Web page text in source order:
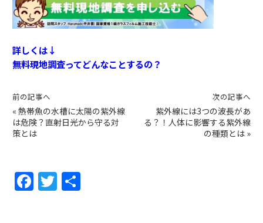
詳しくは↓
無料現地調査ってどんなことするの？
前の記事へ
« 熱帯魚の水槽に太陽の紫外線
は危険？直射日光から守る対
策とは
次の記事へ
紫外線には3つの波長があ
る？！人体に影響する紫外線
の種類とは »
F
a
T
w